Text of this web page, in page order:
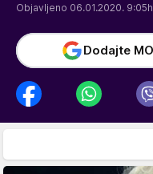
Objavljeno 06.01.2020. 9:05h
Dodajte